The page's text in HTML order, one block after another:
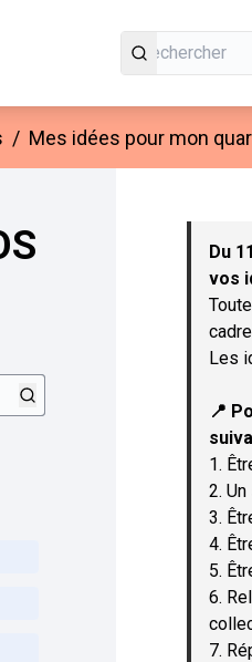
/ Mes idées pour mon
Passer la carte
Du
vos
Les
📍
1.
2.
3.
4.
5.
6.
7.